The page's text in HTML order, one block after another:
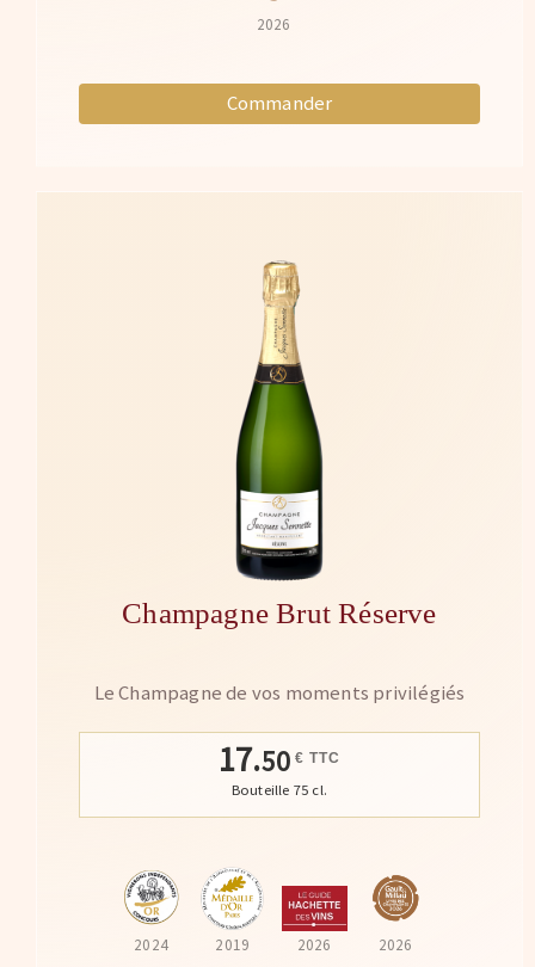
2026
Commander
Champagne Brut Réserve
Le Champagne de vos moments privilégiés
17.50 € TTC
Bouteille 75 cl.
2024 2019 2026 2026